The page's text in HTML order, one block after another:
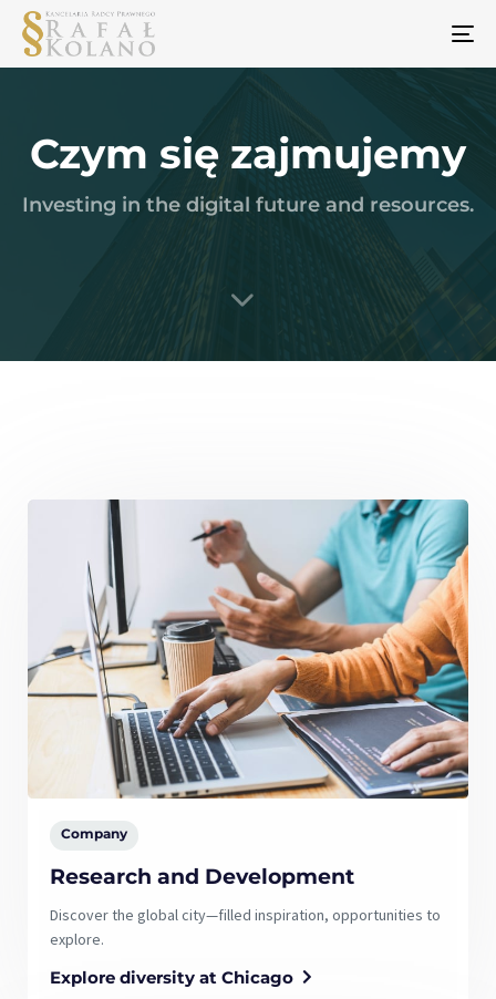
Czym się zajmujemy
Investing in the digital future and resources.
Company
Research and Development
Discover the global city—filled inspiration, opportunities to
explore.
Explore diversity at Chicago